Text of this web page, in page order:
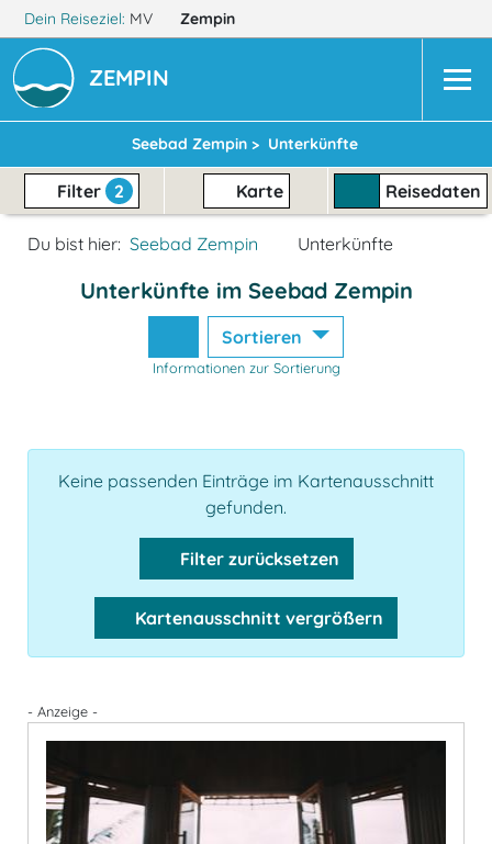
Dein Reiseziel: MV Zempin
ZEMPIN
Seebad Zempin > Unterkünfte
Filter 2 Karte Reisedaten
Du bist hier: Seebad Zempin Unterkünfte
Unterkünfte im Seebad Zempin
Sortieren
Informationen zur Sortierung
Keine passenden Einträge im Kartenausschnitt
gefunden.
Filter zurücksetzen
Kartenausschnitt vergrößern
- Anzeige -